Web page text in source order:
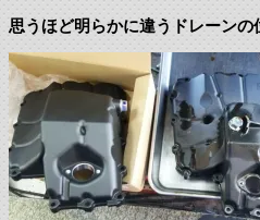
思うほど明らかに違うドレーンの